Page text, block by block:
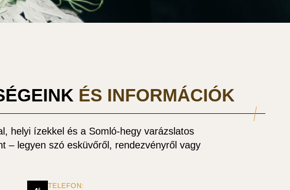
ÉS INFORMÁCIÓK
helyi ízekkel és a Somló-hegy varázslatos
– legyen szó esküvőről, rendezvényről vagy
TELEFON: